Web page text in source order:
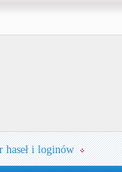
haseł i loginów